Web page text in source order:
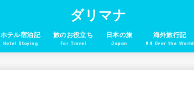
ダリマナ
ホテル宿泊記
Hotel Staying
旅のお役立ち
For Travel
日本の旅
Japan
海外旅行記
All Over the World